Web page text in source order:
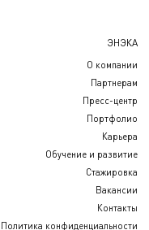
ЭНЭКА
О компании
Партнерам
Пресс-центр
Портфолио
Карьера
Обучение и развитие
Стажировка
Вакансии
Контакты
Политика конфиденциальности